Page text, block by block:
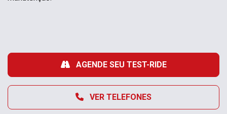
VER TELEFONES
AGENDE SEU TEST-RIDE